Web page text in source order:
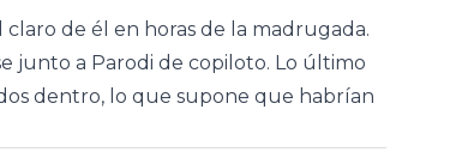
claro de él en horas de la madrugada.
junto a Parodi de copiloto. Lo último
dentro, lo que supone que habrían